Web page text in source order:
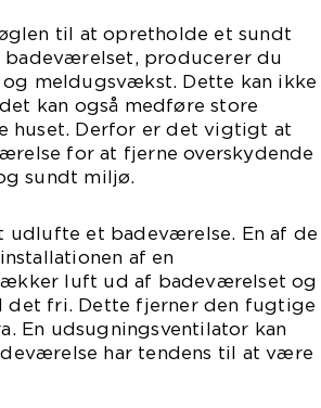
til at opretholde et sundt
producerer du
meldugsvækst. Dette kan ikke
kan også medføre store
huset. Derfor er det vigtigt at
for at fjerne overskydende
sundt miljø.
et badeværelse. En af de
af en
luft ud af badeværelset og
det fri. Dette fjerner den fugtige
En udsugningsventilator kan
har tendens til at være